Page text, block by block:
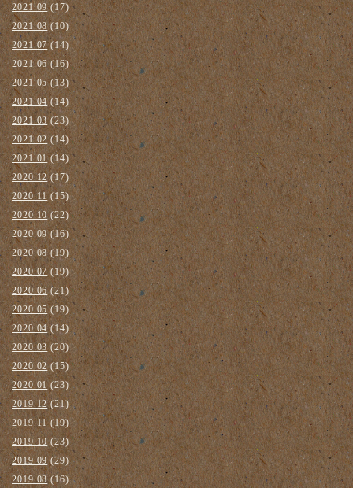
2021.09(17)
2021.08(10)
2021.07(14)
2021.06 (16)
2021.05(13)
2021.04(14)
2021.03(23)
2021.02 (14)
2021.01(14)
2020.12 (17)
2020.11(15)
2020.10 (22)
2020.09(16)
2020.08(19)
2020.07(19)
2020.06 (21)
2020.05(19)
2020.04(14)
2020.03(20)
2020.02 (15)
2020.01(23)
2019.12(21)
2019.11(19)
2019.10(23)
2019.09(29)
2019.08(16)